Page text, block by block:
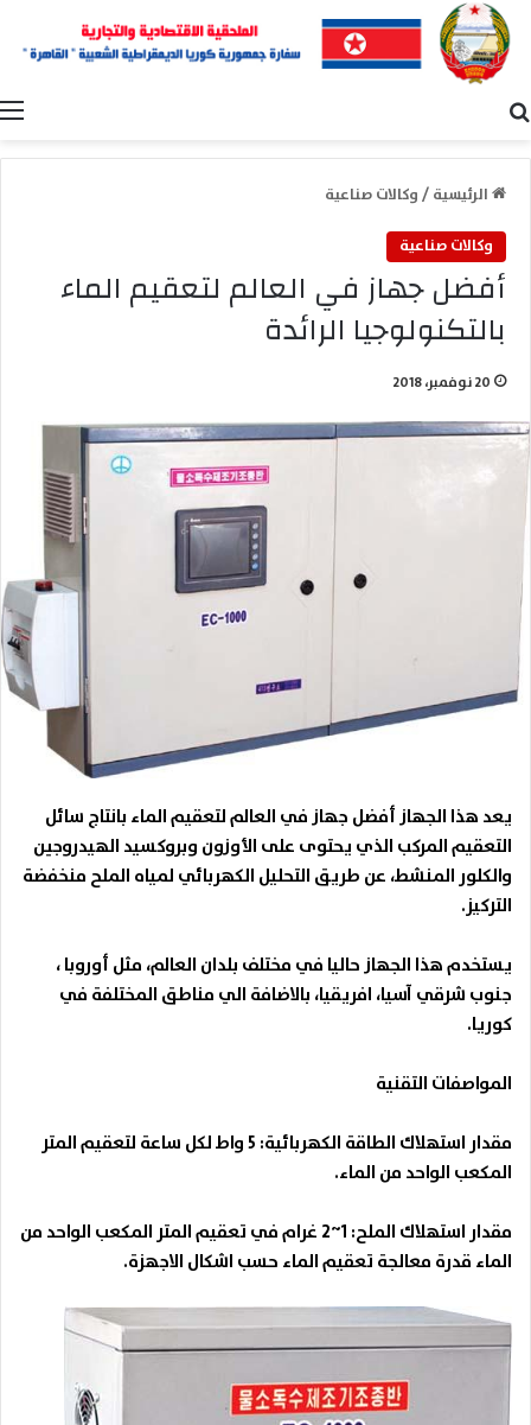
الرئيسية/وكالات صناعية
وكالات صناعية
أفضل جهاز في العالم لتعقيم الماء
بالتكنولوجيا الرائدة
20 نوفمبر، 2018
يعد هذا الجهاز أفضل جهاز في العالم لتعقيم الماء بانتاج سائل
التعقيم المركب الذي يحتوى على الأوزون وبروكسيد الهيدروجين
والكلور المنشط، عن طريق التحليل الكهربائي لمياه الملح منخفضة
التركيز.
يستخدم هذا الجهاز حاليا في مختلف بلدان العالم، مثل أوروبا ،
جنوب شرقي آسيا، افريقيا، بالاضافة الي مناطق المختلفة في
كوريا.
المواصفات التقنية
مقدار استهلاك الطاقة الكهربائية: 5 واط لكل ساعة لتعقيم المتر
المكعب الواحد من الماء.
مقدار استهلاك الملح: 1~2 غرام في تعقيم المتر المكعب الواحد من
الماء قدرة معالجة تعقيم الماء حسب اشكال الاجهزة.